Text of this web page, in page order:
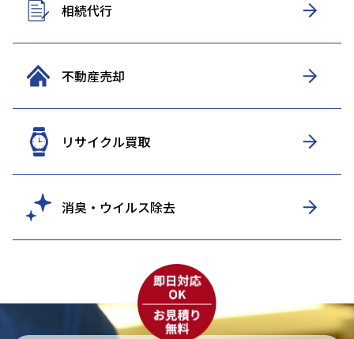
相続代行
不動産売却
リサイクル買取
消臭・ウイルス除去